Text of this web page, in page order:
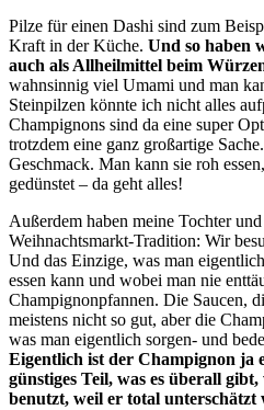
Pilze für einen Dashi sind zum
Kraft in der Küche. Und so haben
auch als Allheilmittel beim
wahnsinnig viel Umami und man
Steinpilzen könnte ich nicht alles
Champignons sind da eine super
trotzdem eine ganz großartige
Geschmack. Man kann sie roh
gedünstet – da geht alles!
Außerdem haben meine Tochter
Weihnachtsmarkt-Tradition: Wir
Und das Einzige, was man
essen kann und wobei man nie
Champignonpfannen. Die Saucen,
meistens nicht so gut, aber die
was man eigentlich sorgen- und
Eigentlich ist der Champignon ja
günstiges Teil, was es überall
benutzt, weil er total unterschätzt